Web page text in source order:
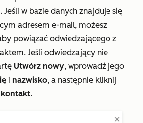
w bazie danych znajduje się
adresem e-mail, możesz
powiązać odwiedzającego z
Jeśli odwiedzający nie
Utwórz nowy, wprowadź jego
i nazwisko, a następnie kliknij
.